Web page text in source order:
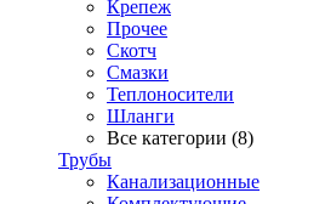
Крепеж
Прочее
Скотч
Смазки
Теплоносители
Шланги
Все категории (8)
Трубы
Канализационные